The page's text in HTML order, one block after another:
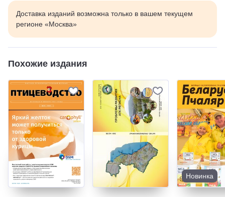
Доставка изданий возможна только в вашем текущем
регионе «Москва»
Похожие издания
Новинка